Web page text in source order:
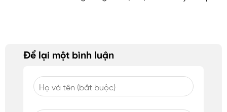
Để lại một bình luận